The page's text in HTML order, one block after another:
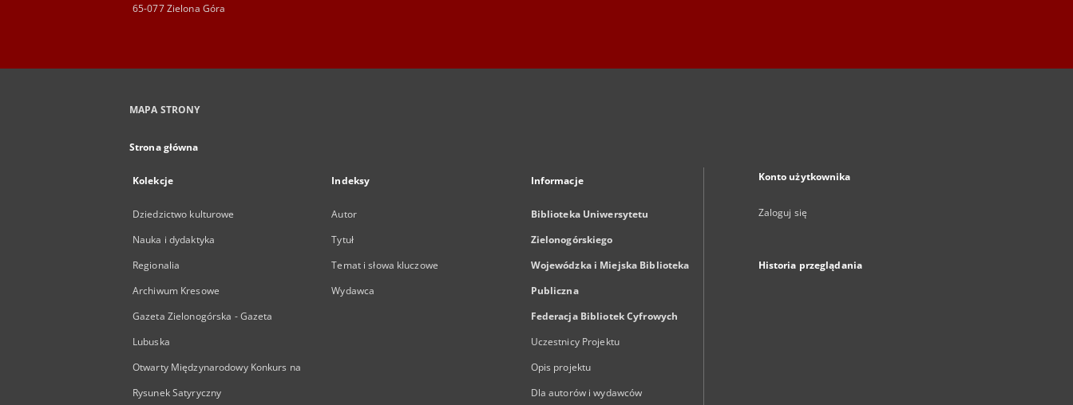
65-077 Zielona Góra
MAPA STRONY
Strona główna
Kolekcje
Dziedzictwo kulturowe
Nauka i dydaktyka
Regionalia
Archiwum Kresowe
Gazeta Zielonogórska - Gazeta
Lubuska
Otwarty Międzynarodowy Konkurs na
Rysunek Satyryczny
Indeksy
Autor
Tytuł
Temat i słowa kluczowe
Wydawca
Informacje
Biblioteka Uniwersytetu
Zielonogórskiego
Wojewódzka i Miejska Biblioteka
Publiczna
Federacja Bibliotek Cyfrowych
Uczestnicy Projektu
Opis projektu
Dla autorów i wydawców
Konto użytkownika
Zaloguj się
Historia przeglądania